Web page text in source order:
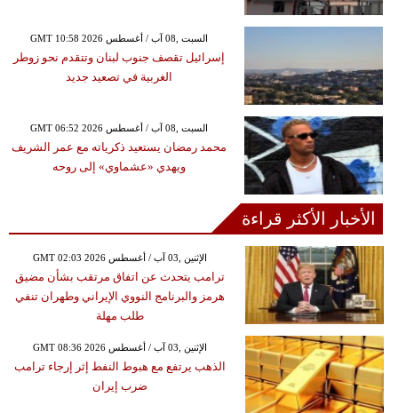
GMT 10:58 2026 السبت ,08 آب / أغسطس
إسرائيل تقصف جنوب لبنان وتتقدم نحو زوطر
الغربية في تصعيد جديد
GMT 06:52 2026 السبت ,08 آب / أغسطس
محمد رمضان يستعيد ذكرياته مع عمر الشريف
ويهدي «عشماوي» إلى روحه
الأخبار الأكثر قراءة
GMT 02:03 2026 الإثنين ,03 آب / أغسطس
ترامب يتحدث عن اتفاق مرتقب بشأن مضيق
هرمز والبرنامج النووي الإيراني وطهران تنفي
طلب مهلة
GMT 08:36 2026 الإثنين ,03 آب / أغسطس
الذهب يرتفع مع هبوط النفط إثر إرجاء ترامب
ضرب إيران